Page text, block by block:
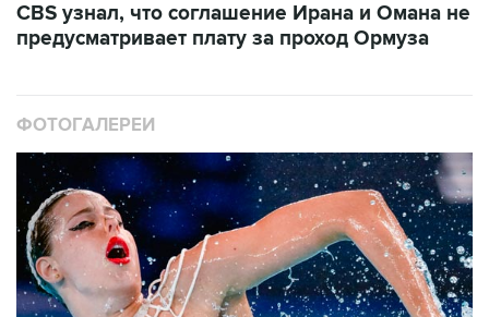
CBS узнал, что соглашение Ирана и Омана не
предусматривает плату за проход Ормуза
ФОТОГАЛЕРЕИ